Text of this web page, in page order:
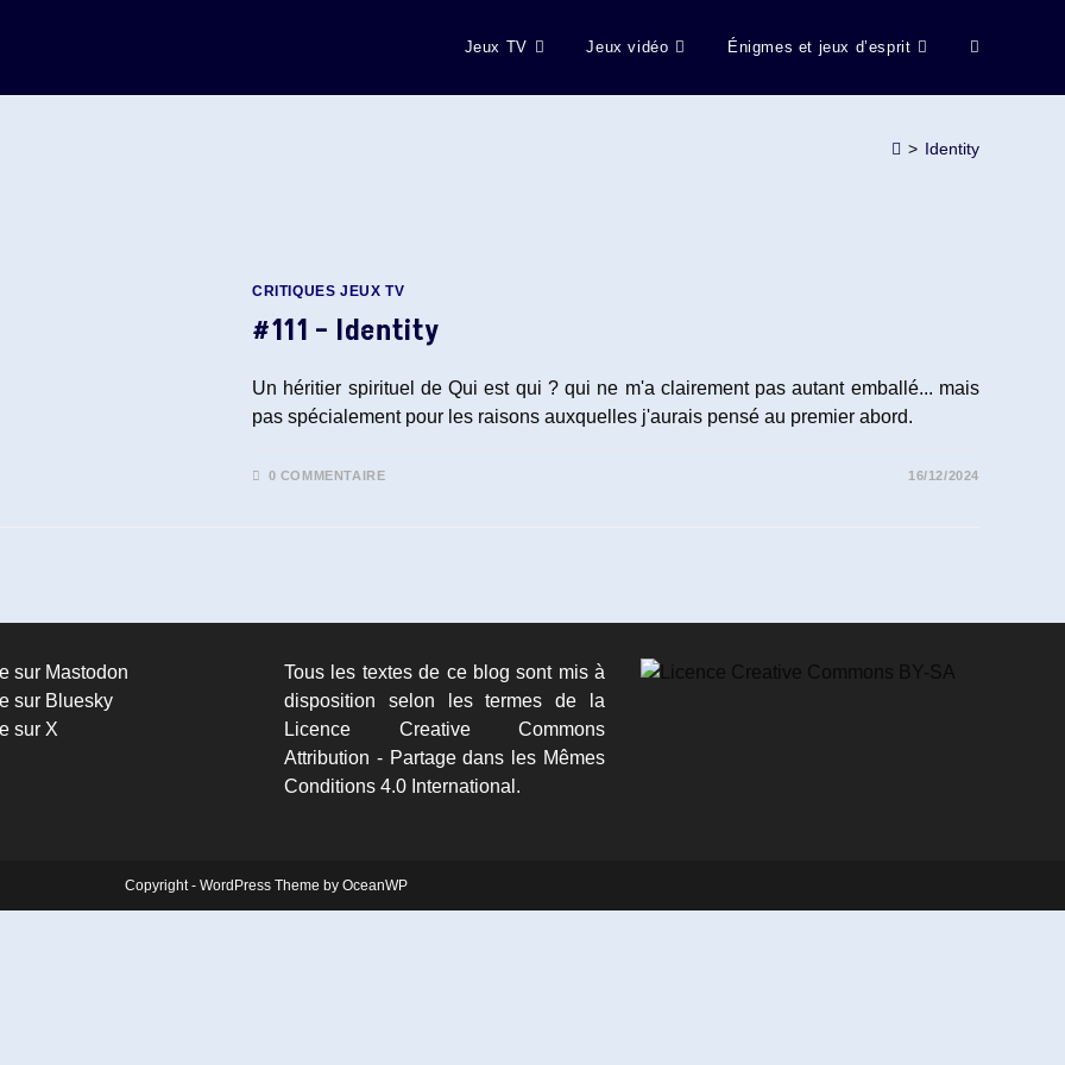
Jeux TV Jeux vidéo Énigmes et jeux d’esprit Toggle
website
> Identity
CRITIQUES JEUX TV
#111 – Identity
Un héritier spirituel de Qui est qui ? qui ne m'a clairement pas autant emballé... mais
pas spécialement pour les raisons auxquelles j'aurais pensé au premier abord.
0 COMMENTAIRE 16/12/2024
sur Mastodon
sur Bluesky
sur X
Tous les textes de ce blog sont mis à
disposition selon les termes de la
Licence Creative Commons
Attribution - Partage dans les Mêmes
Conditions 4.0 International.
Copyright - WordPress Theme by OceanWP